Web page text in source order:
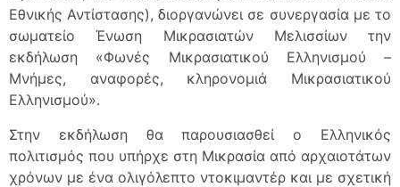
Εθνικής Αντίστασης), διοργανώνει σε συνεργασία με το
σωματείο Ένωση Μικρασιατών Μελισσίων την
εκδήλωση «Φωνές Μικρασιατικού Ελληνισμού –
Μνήμες, αναφορές, κληρονομιά Μικρασιατικού
Ελληνισμού».
Στην εκδήλωση θα παρουσιασθεί ο Ελληνικός
πολιτισμός που υπήρχε στη Μικρασία από αρχαιοτάτων
χρόνων με ένα ολιγόλεπτο ντοκιμαντέρ και με σχετική